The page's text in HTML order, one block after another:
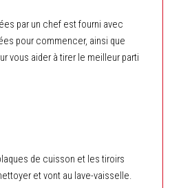
par un chef est fourni avec
pour commencer, ainsi que
vous aider à tirer le meilleur parti
de cuisson et les tiroirs
et vont au lave-vaisselle.